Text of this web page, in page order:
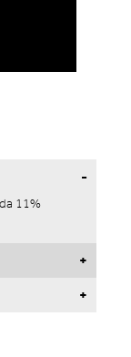
11%